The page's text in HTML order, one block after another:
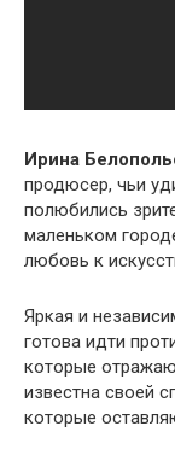
Ирина
продюсер, чьи
полюбились
маленьком
любовь к
Яркая и
готова идти
которые
известна своей
которые